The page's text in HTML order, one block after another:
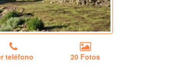
teléfono 20 Fotos